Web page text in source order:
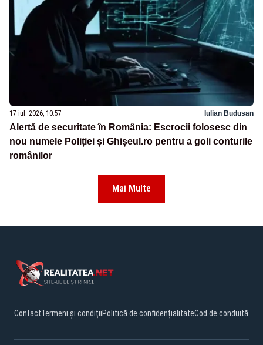
17 iul. 2026, 10:57 Iulian Budusan
Alertă de securitate în România: Escrocii folosesc din
nou numele Poliției și Ghișeul.ro pentru a goli conturile
românilor
Mai Multe
ContactTermeni și condițiiPolitică de confidențialitateCod de conduită